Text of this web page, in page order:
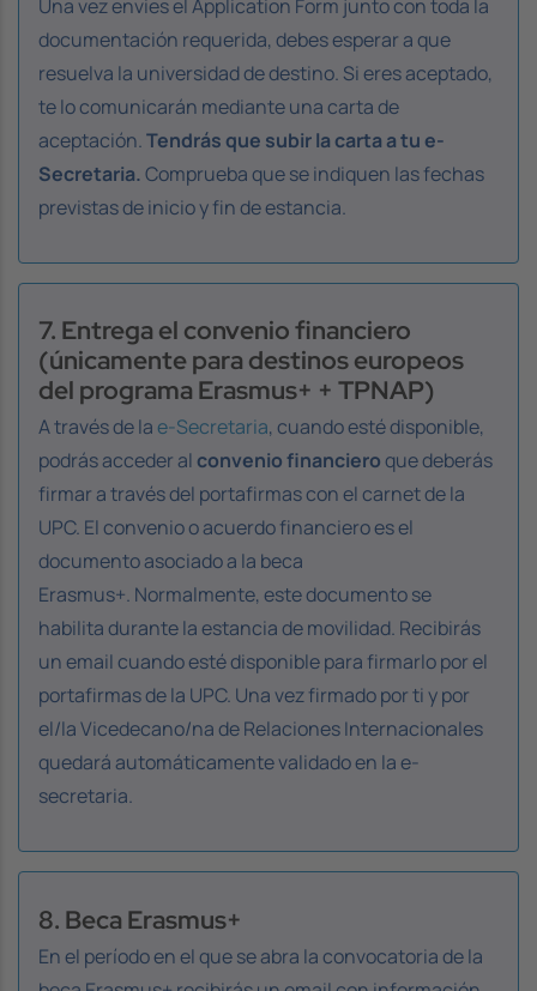
Una vez envies elApplication Form junto con toda la
documentación requerida, debes esperar a que
resuelva la universidad de destino. Si eres aceptado,
te lo comunicarán mediante una carta de
aceptación.Tendrás que subir la carta a tu e-
Secretaria.Comprueba que se indiquen las fechas
previstas de inicio y fin de estancia.
7. Entrega el convenio financiero
(únicamente para destinos europeos
del programa Erasmus+ + TPNAP)
A través de lae-Secretaria, cuando esté disponible,
podrás acceder alconvenio financieroque deberás
firmar a través del portafirmas con el carnet de la
UPC. El convenio o acuerdo financiero es el
documento asociado a la beca
Erasmus+. Normalmente, este documento se
habilita durante la estancia de movilidad. Recibirás
un email cuando esté disponible para firmarlo por el
portafirmas de la UPC. Una vez firmado por ti y por
el/la Vicedecano/na de Relaciones Internacionales
quedará automáticamente validado en la e-
secretaria.
8. Beca Erasmus+
En el período en el que se abra la convocatoria de la